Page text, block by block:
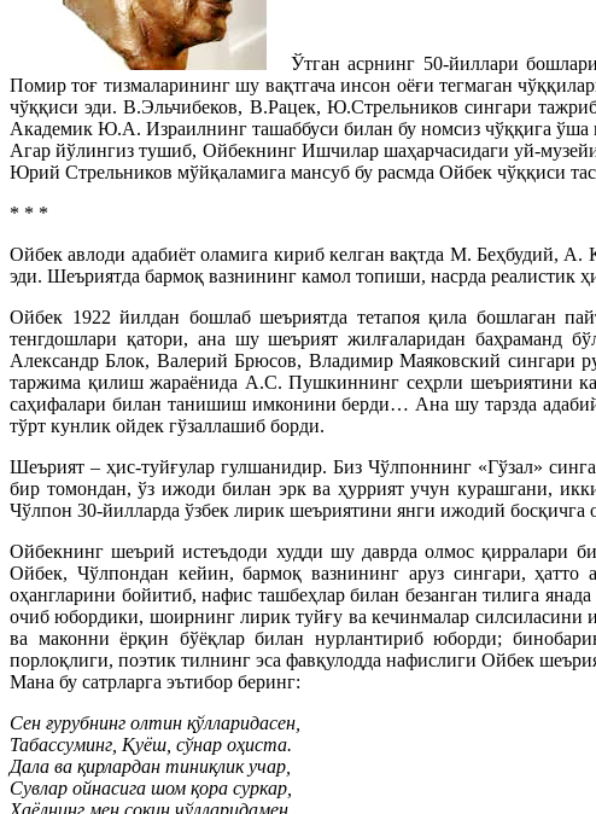
Ўтган асрнинг 50-йиллари
Помир тоғ тизмаларининг шу вақтгача инсон оёғи тегмаган
чўққиси эди. В.Эльчибеков, В.Рацек, Ю.Стрельников сингари
Академик Ю.А. Израилнинг ташаббуси билан бу номсиз чўққига ўша
Агар йўлингиз тушиб, Ойбекнинг Ишчилар шаҳарчасидаги уй-
Юрий Стрельников мўйқаламига мансуб бу расмда Ойбек чўққиси
* * *
Ойбек авлоди адабиёт оламига кириб келган вақтда М. Беҳбудий,
эди. Шеъриятда бармоқ вазнининг камол топиши, насрда реалистик
Ойбек 1922 йилдан бошлаб шеъриятда тетапоя қила бошлаган
тенгдошлари қатори, ана шу шеърият жилғаларидан баҳраманд
Александр Блок, Валерий Брюсов, Владимир Маяковский
таржима қилиш жараёнида А.С. Пушкиннинг сеҳрли шеъриятини
саҳифалари билан танишиш имконини берди… Ана шу тарзда
тўрт кунлик ойдек гўзаллашиб борди.
Шеърият – ҳис-туйғулар гулшанидир. Биз Чўлпоннинг «Гўзал»
бир томондан, ўз ижоди билан эрк ва ҳуррият учун курашгани,
Чўлпон 30-йилларда ўзбек лирик шеъриятини янги ижодий
Ойбекнинг шеърий истеъдоди худди шу даврда олмос қирралари
Ойбек, Чўлпондан кейин, бармоқ вазнининг аруз сингари, ҳатто
оҳангларини бойитиб, нафис ташбеҳлар билан безанган тилига
очиб юбордики, шоирнинг лирик туйғу ва кечинмалар
ва маконни ёрқин бўёқлар билан нурлантириб юборди;
порлоқлиги, поэтик тилнинг эса фавқулодда нафислиги Ойбек
Мана бу сатрларга эътибор беринг:
Сен ғурубнинг олтин қўлларидасен,
Табассуминг, Қуёш, сўнар оҳиста.
Дала ва қирлардан тиниқлик учар,
Сувлар ойнасига шом қора суркар,
Хаёлнинг мен сокин чўлларидамен…